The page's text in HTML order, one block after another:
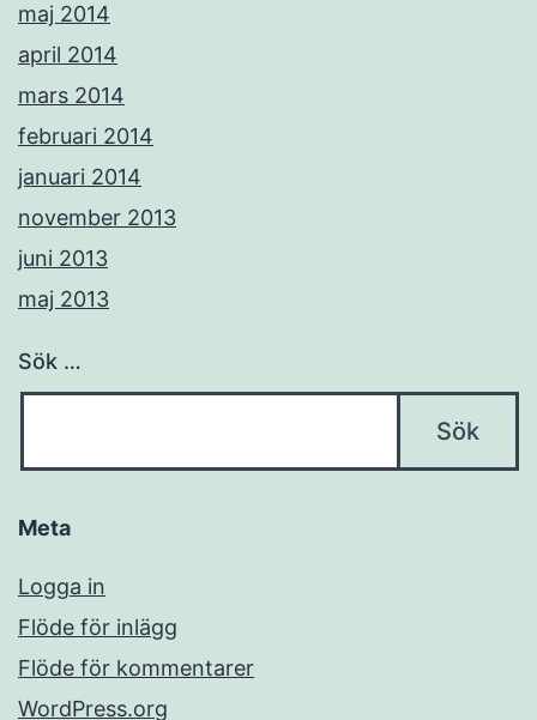
maj 2014
april 2014
mars 2014
februari 2014
januari 2014
november 2013
juni 2013
maj 2013
Sök …
Meta
Logga in
Flöde för inlägg
Flöde för kommentarer
WordPress.org